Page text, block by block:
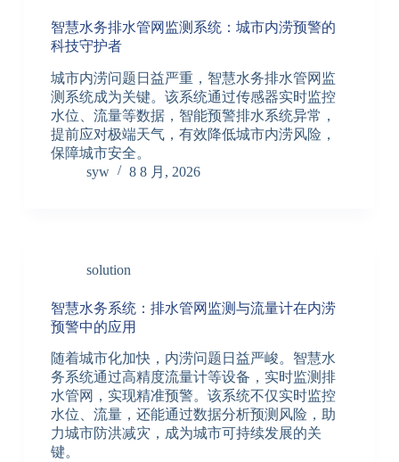
智慧水务排水管网监测系统：城市内涝预警的
科技守护者
城市内涝问题日益严重，智慧水务排水管网监
测系统成为关键。该系统通过传感器实时监控
水位、流量等数据，智能预警排水系统异常，
提前应对极端天气，有效降低城市内涝风险，
保障城市安全。
syw
8 8 月, 2026
solution
智慧水务系统：排水管网监测与流量计在内涝
预警中的应用
随着城市化加快，内涝问题日益严峻。智慧水
务系统通过高精度流量计等设备，实时监测排
水管网，实现精准预警。该系统不仅实时监控
水位、流量，还能通过数据分析预测风险，助
力城市防洪减灾，成为城市可持续发展的关
键。